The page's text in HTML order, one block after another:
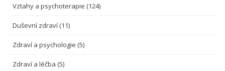
Vztahy a psychoterapie (124)
Duševní zdraví (11)
Zdraví a psychologie (5)
Zdraví a léčba (5)